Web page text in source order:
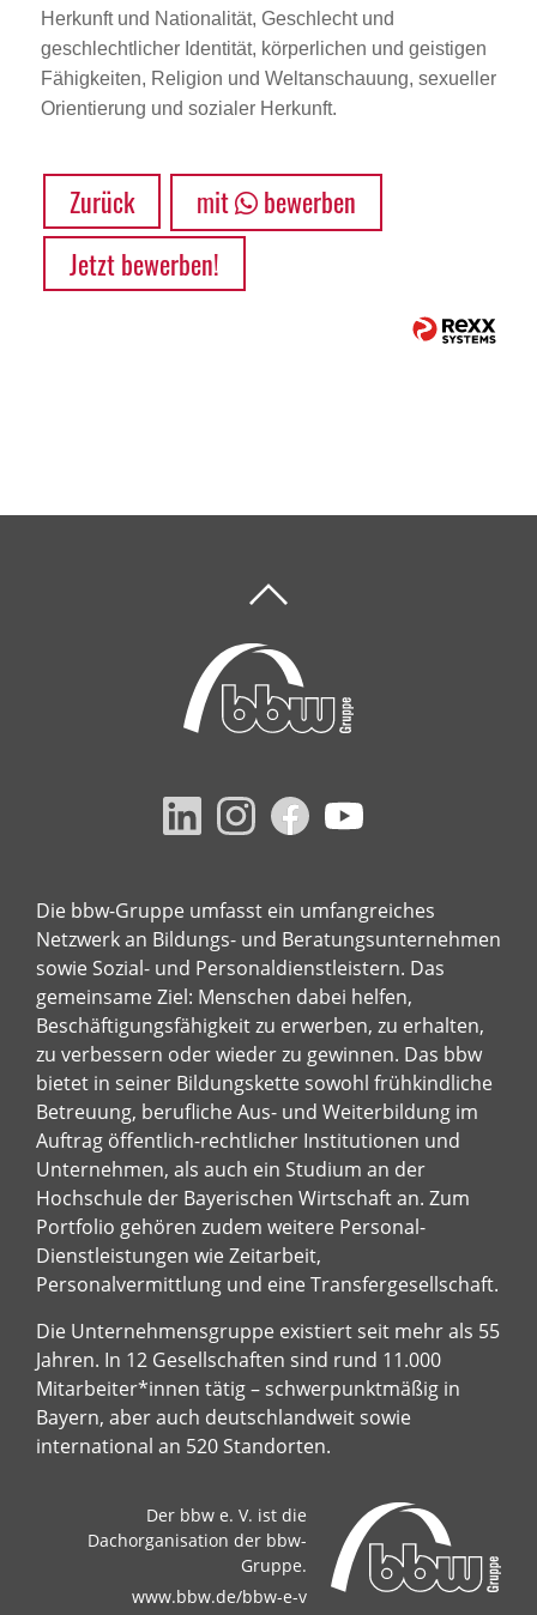
Herkunft und Nationalität, Geschlecht und
geschlechtlicher Identität, körperlichen und geistigen
Fähigkeiten, Religion und Weltanschauung, sexueller
Orientierung und sozialer Herkunft.
Zurück mit
bewerben
Jetzt bewerben!
Die bbw-Gruppe umfasst ein umfangreiches
Netzwerk an Bildungs- und Beratungsunternehmen
sowie Sozial- und Personaldienstleistern. Das
gemeinsame Ziel: Menschen dabei helfen,
Beschäftigungsfähigkeit zu erwerben, zu erhalten,
zu verbessern oder wieder zu gewinnen. Das bbw
bietet in seiner Bildungskette sowohl frühkindliche
Betreuung, berufliche Aus- und Weiterbildung im
Auftrag öffentlich-rechtlicher Institutionen und
Unternehmen, als auch ein Studium an der
Hochschule der Bayerischen Wirtschaft an. Zum
Portfolio gehören zudem weitere Personal-
Dienstleistungen wie Zeitarbeit,
Personalvermittlung und eine Transfergesellschaft.
Die Unternehmensgruppe existiert seit mehr als 55
Jahren. In 12 Gesellschaften sind rund 11.000
Mitarbeiter*innen tätig – schwerpunktmäßig in
Bayern, aber auch deutschlandweit sowie
international an 520 Standorten.
Der bbw e. V. ist die
Dachorganisation der bbw-
Gruppe.
www.bbw.de/bbw-e-v